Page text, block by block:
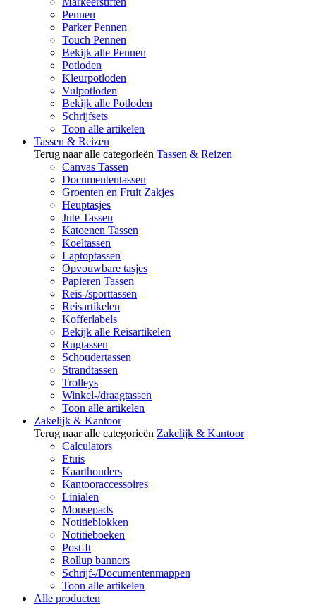
Pennen
Parker Pennen
Touch Pennen
Bekijk alle Pennen
Potloden
Kleurpotloden
Vulpotloden
Bekijk alle Potloden
Schrijfsets
Toon alle artikelen
Tassen & Reizen
Terug naar alle categorieën Tassen & Reizen
Canvas Tassen
Documententassen
Groenten en Fruit Zakjes
Heuptasjes
Jute Tassen
Katoenen Tassen
Koeltassen
Laptoptassen
Opvouwbare tasjes
Papieren Tassen
Reis-/sporttassen
Reisartikelen
Kofferlabels
Bekijk alle Reisartikelen
Rugtassen
Schoudertassen
Strandtassen
Trolleys
Winkel-/draagtassen
Toon alle artikelen
Zakelijk & Kantoor
Terug naar alle categorieën Zakelijk & Kantoor
Calculators
Etuis
Kaarthouders
Kantooraccessoires
Linialen
Mousepads
Notitieblokken
Notitieboeken
Post-It
Rollup banners
Schrijf-/Documentenmappen
Toon alle artikelen
Alle producten